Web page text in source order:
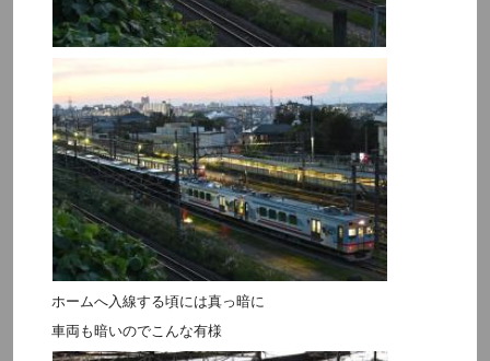
ホームへ入線する頃には真っ暗に
車両も暗いのでこんな有様